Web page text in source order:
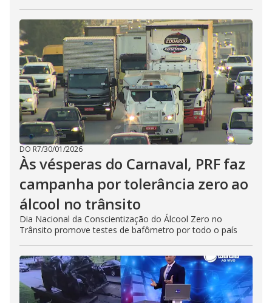
DO R7/30/01/2026
Às vésperas do Carnaval, PRF faz
campanha por tolerância zero ao
álcool no trânsito
Dia Nacional da Conscientização do Álcool Zero no
Trânsito promove testes de bafômetro por todo o país